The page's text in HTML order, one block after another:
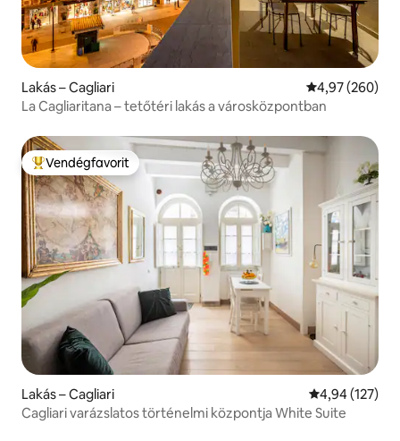
Lakás – Cagliari Átlagos
4,97 (260)
La Cagliaritana – tetőtéri lakás a városközpontban
Kiemelt vendégfavorit
Vendégfavorit
Lakás – Cagliari Átlagos
4,94 (127)
Cagliari varázslatos történelmi központja White Suite